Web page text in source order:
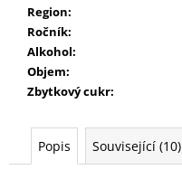
Region:
Ročník:
Alkohol:
Objem:
Zbytkový cukr:
Popis Související (10)